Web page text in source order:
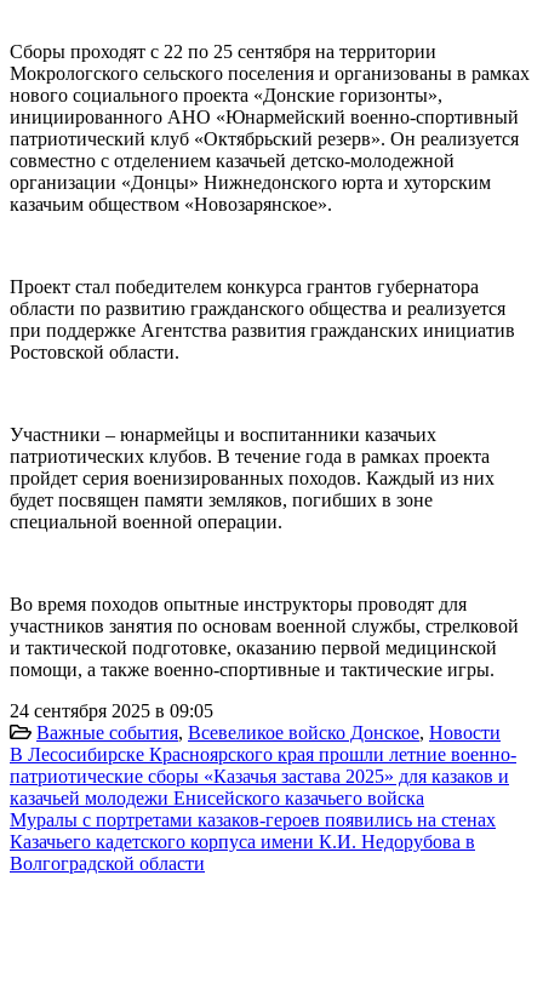
Сборы проходят с 22 по 25 сентября на территории
Мокрологского сельского поселения и организованы в рамках
нового социального проекта «Донские горизонты»,
инициированного АНО «Юнармейский военно-спортивный
патриотический клуб «Октябрьский резерв». Он реализуется
совместно с отделением казачьей детско-молодежной
организации «Донцы» Нижнедонского юрта и хуторским
казачьим обществом «Новозарянское».
Проект стал победителем конкурса грантов губернатора
области по развитию гражданского общества и реализуется
при поддержке Агентства развития гражданских инициатив
Ростовской области.
Участники – юнармейцы и воспитанники казачьих
патриотических клубов. В течение года в рамках проекта
пройдет серия военизированных походов. Каждый из них
будет посвящен памяти земляков, погибших в зоне
специальной военной операции.
Во время походов опытные инструкторы проводят для
участников занятия по основам военной службы, стрелковой
и тактической подготовке, оказанию первой медицинской
помощи, а также военно-спортивные и тактические игры.
24 сентября 2025 в 09:05
Важные события, Всевеликое войско Донское, Новости
В Лесосибирске Красноярского края прошли летние военно-
патриотические сборы «Казачья застава 2025» для казаков и
казачьей молодежи Енисейского казачьего войска
Муралы с портретами казаков-героев появились на стенах
Казачьего кадетского корпуса имени К.И. Недорубова в
Волгоградской области